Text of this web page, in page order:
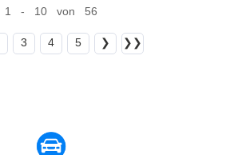
1 - 10 von 56
3 4 5 ❯ ❯❯